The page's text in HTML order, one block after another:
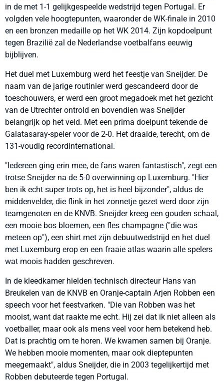
in de met 1-1 gelijkgespeelde wedstrijd tegen Portugal. Er
volgden vele hoogtepunten, waaronder de WK-finale in 2010
en een bronzen medaille op het WK 2014. Zijn kopdoelpunt
tegen Brazilië zal de Nederlandse voetbalfans eeuwig
bijblijven.
Het duel met Luxemburg werd het feestje van Sneijder. De
naam van de jarige routinier werd gescandeerd door de
toeschouwers, er werd een groot megadoek met het gezicht
van de Utrechter ontrold en bovendien was Sneijder
belangrijk op het veld. Met een prima doelpunt tekende de
Galatasaray-speler voor de 2-0. Het draaide, terecht, om de
131-voudig recordinternational.
"Iedereen ging erin mee, de fans waren fantastisch", zegt een
trotse Sneijder na de 5-0 overwinning op Luxemburg. "Hier
ben ik echt super trots op, het is heel bijzonder", aldus de
middenvelder, die flink in het zonnetje gezet werd door zijn
teamgenoten en de KNVB. Sneijder kreeg een gouden schaal,
een mooie bos bloemen, een fles champagne ("die was
meteen op"), een shirt met zijn debuutwedstrijd en het duel
met Luxemburg erop en een fraaie atlas waarin alle spelers
wat moois hadden geschreven.
In de kleedkamer hielden technisch directeur Hans van
Breukelen van de KNVB en Oranje-captain Arjen Robben een
speech voor het feestvarken. "Die van Robben was het
mooist, want dat raakte me echt. Hij zei dat ik niet alleen als
voetballer, maar ook als mens veel voor hem betekend heb.
Dat is prachtig om te horen. We kwamen samen bij Oranje.
We hebben mooie momenten, maar ook dieptepunten
meegemaakt", aldus Sneijder, die in 2003 tegelijkertijd met
Robben debuteerde tegen Portugal.